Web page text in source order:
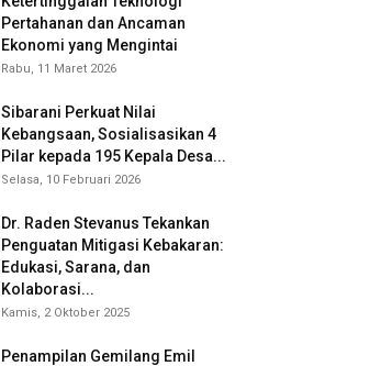
Pertahanan dan Ancaman
Ekonomi yang Mengintai
Rabu, 11 Maret 2026
Sibarani Perkuat Nilai
Kebangsaan, Sosialisasikan 4
Pilar kepada 195 Kepala Desa...
Selasa, 10 Februari 2026
Dr. Raden Stevanus Tekankan
Penguatan Mitigasi Kebakaran:
Edukasi, Sarana, dan
Kolaborasi...
Kamis, 2 Oktober 2025
Penampilan Gemilang Emil